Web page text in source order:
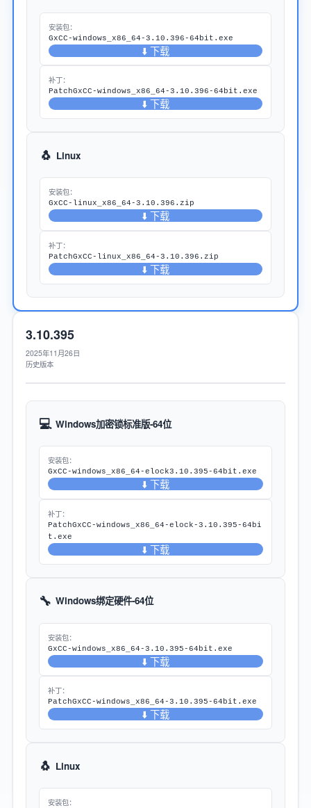
安装包：
GxCC-windows_x86_64-3.10.396-64bit.exe
⬇️ 下载
补丁：
PatchGxCC-windows_x86_64-3.10.396-64bit.exe
⬇️ 下载
🐧 Linux
安装包：
GxCC-linux_x86_64-3.10.396.zip
⬇️ 下载
补丁：
PatchGxCC-linux_x86_64-3.10.396.zip
⬇️ 下载
3.10.395
2025年11月26日
历史版本
💻 Windows加密锁标准版-64位
安装包：
GxCC-windows_x86_64-elock3.10.395-64bit.exe
⬇️ 下载
补丁：
PatchGxCC-windows_x86_64-elock-3.10.395-64bi
t.exe
⬇️ 下载
🔧 Windows绑定硬件-64位
安装包：
GxCC-windows_x86_64-3.10.395-64bit.exe
⬇️ 下载
补丁：
PatchGxCC-windows_x86_64-3.10.395-64bit.exe
⬇️ 下载
🐧 Linux
安装包：